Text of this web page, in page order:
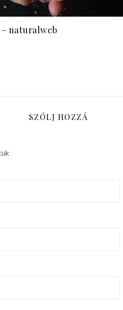
naturalweb
SZÓLJ HOZZÁ